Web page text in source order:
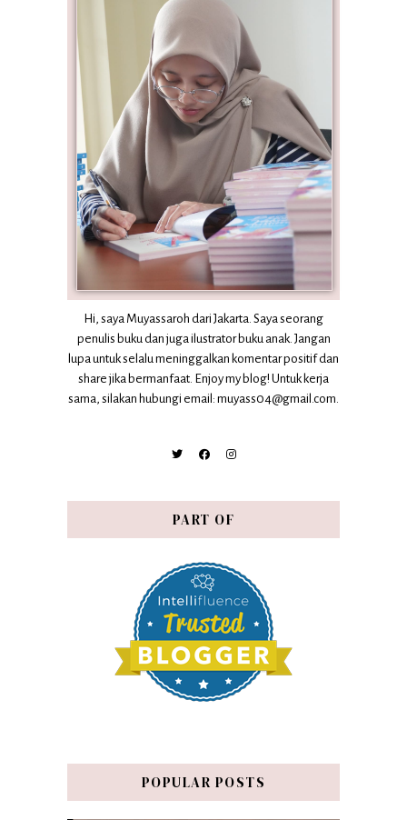
Hi, saya Muyassaroh dari Jakarta. Saya seorang
penulis buku dan juga ilustrator buku anak. Jangan
lupa untuk selalu meninggalkan komentar positif dan
share jika bermanfaat. Enjoy my blog! Untuk kerja
sama, silakan hubungi email: muyass04@gmail.com.
PART OF
POPULAR POSTS